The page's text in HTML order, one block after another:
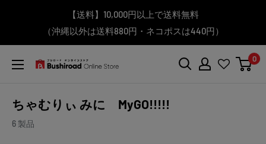
▼送料をおトクにお買物する方法をご紹介♪
【こちらをクリック】
【送料】10,000円以上で送料無料
（沖縄以外は送料880円・ネコポスは440円）
＼予約受付中！／
BanG Dream! ちゃむりぃ みに Ave Mujica 鮮美透涼 ver.販売
中！
▼「作品・ブランドから探す」で
欲しい商品を手に入れよう！
▼スムーズに商品を探すなら、
「カテゴリーから探す」を活用しよう！
▼お気に入り登録機能を活用しよう♪
【こちらをクリック】
ブ
ー
0
ちゃむりぃ みに MyGO!!!!!
6 製品